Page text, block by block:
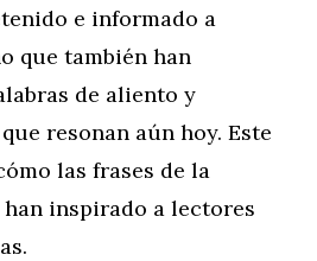
e informado a
que también han
de aliento y
resonan aún hoy. Este
las frases de la
inspirado a lectores